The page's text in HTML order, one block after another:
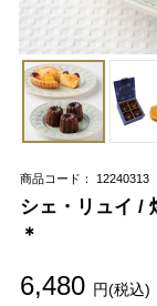
商品コード： 12240313
シェ・リュイ /
＊
6,480 円(税込)